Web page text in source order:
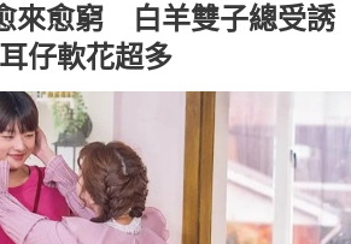
來愈窮 白羊雙子總受誘
仔軟花超多